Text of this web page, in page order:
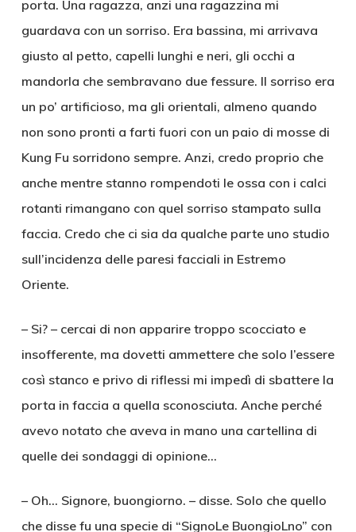
porta. Una ragazza, anzi una ragazzina mi
guardava con un sorriso. Era bassina, mi arrivava
giusto al petto, capelli lunghi e neri, gli occhi a
mandorla che sembravano due fessure. Il sorriso era
un po’ artificioso, ma gli orientali, almeno quando
non sono pronti a farti fuori con un paio di mosse di
Kung Fu sorridono sempre. Anzi, credo proprio che
anche mentre stanno rompendoti le ossa con i calci
rotanti rimangano con quel sorriso stampato sulla
faccia. Credo che ci sia da qualche parte uno studio
sull’incidenza delle paresi facciali in Estremo
Oriente.
– Si? – cercai di non apparire troppo scocciato e
insofferente, ma dovetti ammettere che solo l’essere
così stanco e privo di riflessi mi impedì di sbattere la
porta in faccia a quella sconosciuta. Anche perché
avevo notato che aveva in mano una cartellina di
quelle dei sondaggi di opinione…
– Oh… Signore, buongiorno. – disse. Solo che quello
che disse fu una specie di “SignoLe BuongioLno” con